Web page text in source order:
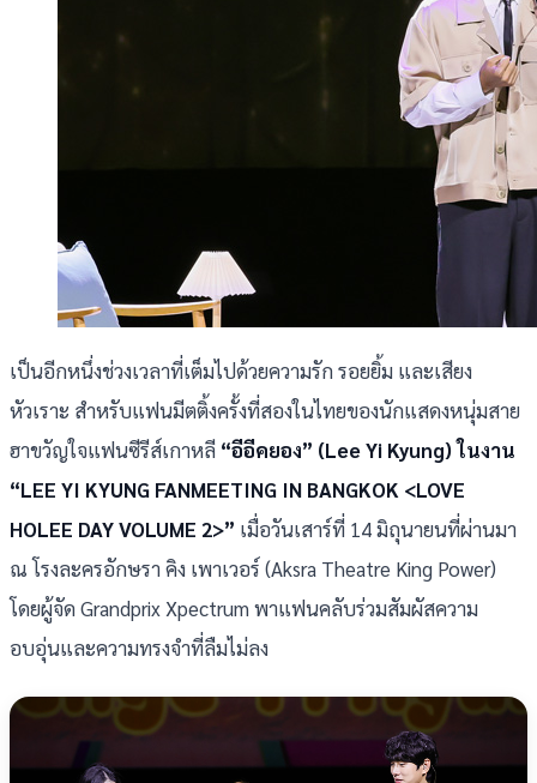
เป็นอีกหนึ่งช่วงเวลาที่เต็มไปด้วยความรัก รอยยิ้ม และเสียง
หัวเราะ สำหรับแฟนมีตติ้งครั้งที่สองในไทยของนักแสดงหนุ่มสาย
ฮาขวัญใจแฟนซีรีส์เกาหลี “อีอีคยอง” (Lee Yi Kyung) ในงาน
“LEE YI KYUNG FANMEETING IN BANGKOK <LOVE
HOLEE DAY VOLUME 2>” เมื่อวันเสาร์ที่ 14 มิถุนายนที่ผ่านมา
ณ โรงละครอักษรา คิง เพาเวอร์ (Aksra Theatre King Power)
โดยผู้จัด Grandprix Xpectrum พาแฟนคลับร่วมสัมผัสความ
อบอุ่นและความทรงจำที่ลืมไม่ลง